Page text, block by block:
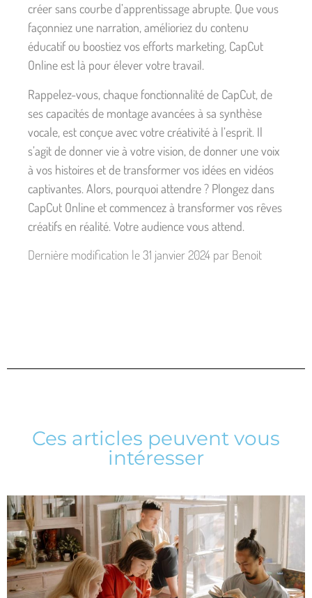
créer sans courbe d’apprentissage abrupte. Que vous
façonniez une narration, amélioriez du contenu
éducatif ou boostiez vos efforts marketing, CapCut
Online est là pour élever votre travail.
Rappelez-vous, chaque fonctionnalité de CapCut, de
ses capacités de montage avancées à sa synthèse
vocale, est conçue avec votre créativité à l’esprit. Il
s’agit de donner vie à votre vision, de donner une voix
à vos histoires et de transformer vos idées en vidéos
captivantes. Alors, pourquoi attendre ? Plongez dans
CapCut Online et commencez à transformer vos rêves
créatifs en réalité. Votre audience vous attend.
Dernière modification le 31 janvier 2024 par Benoit
Ces articles peuvent vous
intéresser